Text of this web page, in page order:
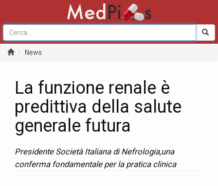
News
La funzione renale è
predittiva della salute
generale futura
Presidente Società Italiana di Nefrologia,una
conferma fondamentale per la pratica clinica